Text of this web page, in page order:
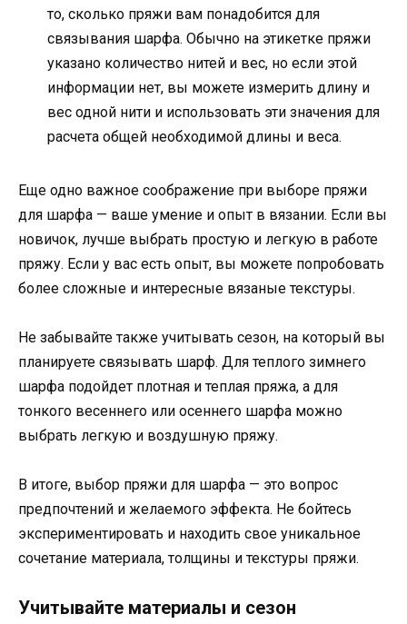
то, сколько пряжи вам понадобится для
связывания шарфа. Обычно на этикетке пряжи
указано количество нитей и вес, но если этой
информации нет, вы можете измерить длину и
вес одной нити и использовать эти значения для
расчета общей необходимой длины и веса.
Еще одно важное соображение при выборе пряжи
для шарфа — ваше умение и опыт в вязании. Если вы
новичок, лучше выбрать простую и легкую в работе
пряжу. Если у вас есть опыт, вы можете попробовать
более сложные и интересные вязаные текстуры.
Не забывайте также учитывать сезон, на который вы
планируете связывать шарф. Для теплого зимнего
шарфа подойдет плотная и теплая пряжа, а для
тонкого весеннего или осеннего шарфа можно
выбрать легкую и воздушную пряжу.
В итоге, выбор пряжи для шарфа — это вопрос
предпочтений и желаемого эффекта. Не бойтесь
экспериментировать и находить свое уникальное
сочетание материала, толщины и текстуры пряжи.
Учитывайте материалы и сезон